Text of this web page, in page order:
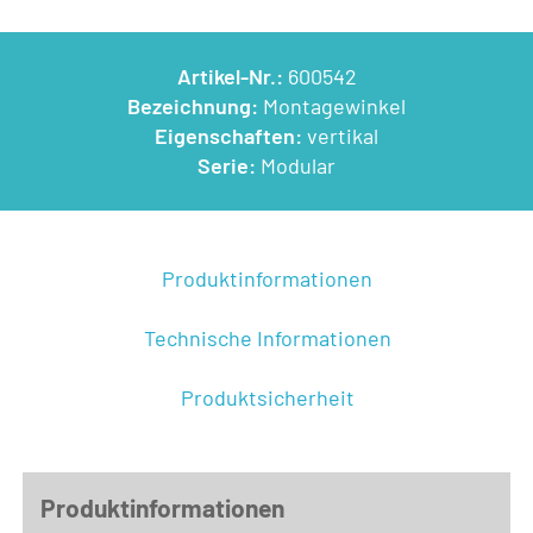
Artikel-Nr.: 600542
Bezeichnung: Montagewinkel
Eigenschaften: vertikal
Serie: Modular
Produktinformationen
Technische Informationen
Produktsicherheit
Produktinformationen